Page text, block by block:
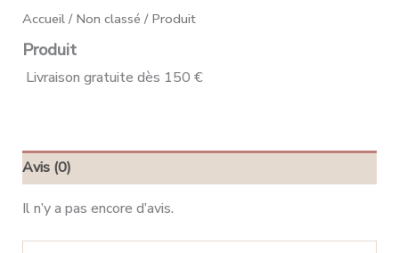
Accueil / Non classé / Produit
Produit
Livraison gratuite dès 150 €
Avis (0)
Il n’y a pas encore d’avis.